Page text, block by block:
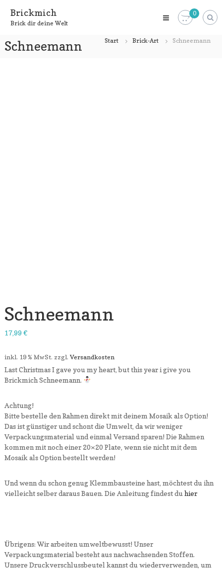
Inhalt
springen
Brickmich
Brick dir deine Welt
0
Schneemann Start Brick-Art Schneemann
Schneemann
17,99 €
inkl. 19 % MwSt. zzgl. Versandkosten
Last Christmas I gave you my heart, but this year i give you
Brickmich Schneemann.
Achtung!
Bitte bestelle den Rahmen direkt mit deinem Mosaik als Option!
Das ist günstiger und schont die Umwelt, da wir weniger
Verpackungsmaterial und einmal Versand sparen! Die Rahmen
kommen mit noch einer 20×20 Plate, wenn sie nicht mit dem
Mosaik als Option bestellt werden!
Und wenn du schon genug Klemmbausteine hast, möchtest du ihn
vielleicht selber daraus Bauen. Die Anleitung findest du hier
Übrigens: Wir arbeiten umweltbewusst! Unser
Verpackungsmaterial besteht aus nachwachsenden Stoffen.
Unsere Druckverschlussbeutel kannst du wiederverwenden, um